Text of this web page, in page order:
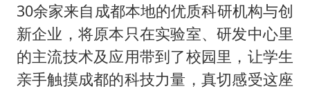
30余家来自成都本地的优质科研机构与创
新企业，将原本只在实验室、研发中心里
的主流技术及应用带到了校园里，让学生
亲手触摸成都的科技力量，真切感受这座